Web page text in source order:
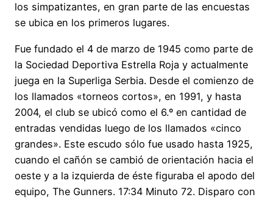
los simpatizantes, en gran parte de las encuestas
se ubica en los primeros lugares.
Fue fundado el 4 de marzo de 1945 como parte de
la Sociedad Deportiva Estrella Roja y actualmente
juega en la Superliga Serbia. Desde el comienzo de
los llamados «torneos cortos», en 1991, y hasta
2004, el club se ubicó como el 6.º en cantidad de
entradas vendidas luego de los llamados «cinco
grandes». Este escudo sólo fue usado hasta 1925,
cuando el cañón se cambió de orientación hacia el
oeste y a la izquierda de éste figuraba el apodo del
equipo, The Gunners. 17:34 Minuto 72. Disparo con